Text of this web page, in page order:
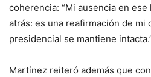
coherencia: “Mi ausencia en
atrás: es una reafirmación de mi
presidencial se mantiene
Martínez reiteró además que